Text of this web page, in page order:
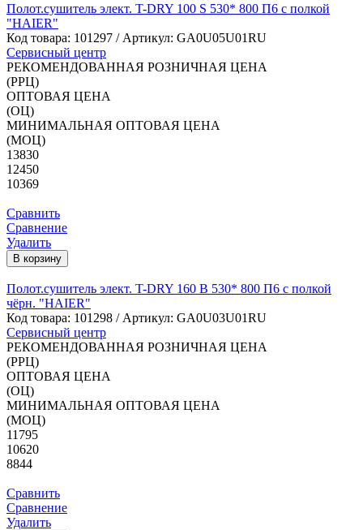
Полот.сушитель элект. T-DRY 100 S 530* 800 П6 с полкой
"HAIER"
Код товара: 101297 / Артикул: GA0U05U01RU
Сервисный центр
РЕКОМЕНДОВАННАЯ РОЗНИЧНАЯ ЦЕНА
(РРЦ)
ОПТОВАЯ ЦЕНА
(ОЦ)
МИНИМАЛЬНАЯ ОПТОВАЯ ЦЕНА
(МОЦ)
13830
12450
10369
Сравнить
Сравнение
Удалить
В корзину
Полот.сушитель элект. T-DRY 160 B 530* 800 П6 с полкой
чёрн. "HAIER"
Код товара: 101298 / Артикул: GA0U03U01RU
Сервисный центр
РЕКОМЕНДОВАННАЯ РОЗНИЧНАЯ ЦЕНА
(РРЦ)
ОПТОВАЯ ЦЕНА
(ОЦ)
МИНИМАЛЬНАЯ ОПТОВАЯ ЦЕНА
(МОЦ)
11795
10620
8844
Сравнить
Сравнение
Удалить